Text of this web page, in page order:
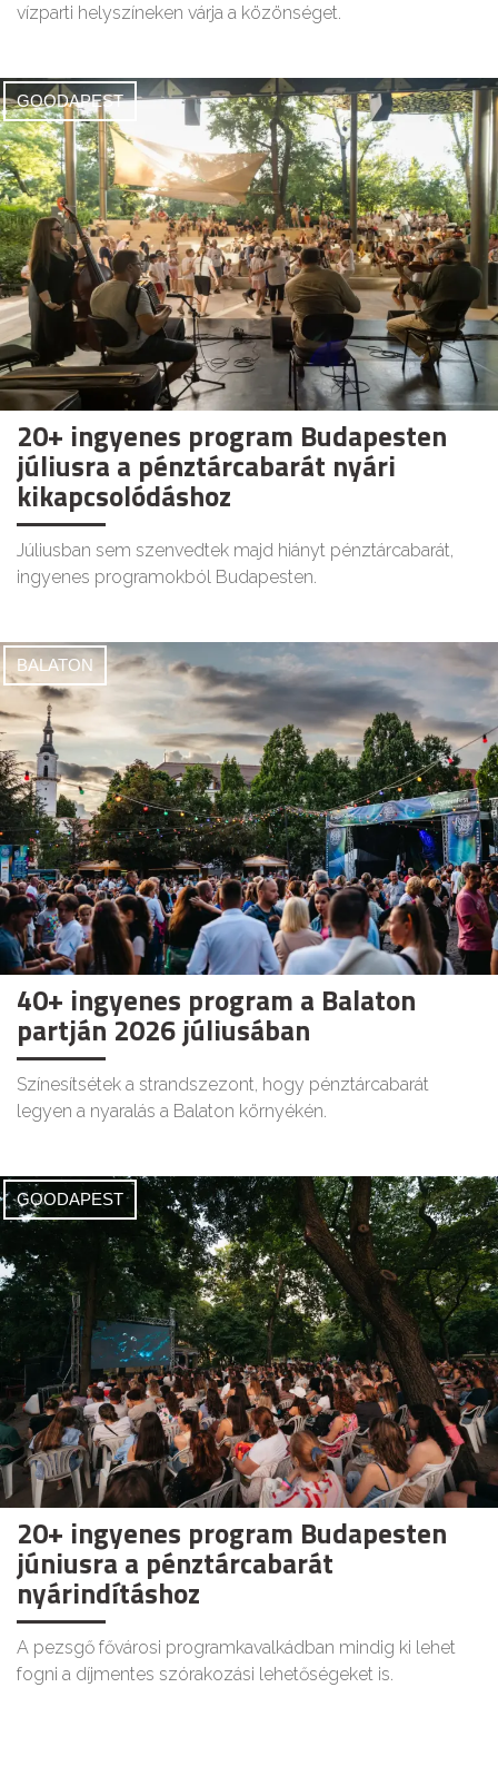
vízparti helyszíneken várja a közönséget.
GOODAPEST
20+ ingyenes program Budapesten
júliusra a pénztárcabarát nyári
kikapcsolódáshoz
Júliusban sem szenvedtek majd hiányt pénztárcabarát,
ingyenes programokból Budapesten.
BALATON
40+ ingyenes program a Balaton
partján 2026 júliusában
Színesítsétek a strandszezont, hogy pénztárcabarát
legyen a nyaralás a Balaton környékén.
GOODAPEST
20+ ingyenes program Budapesten
júniusra a pénztárcabarát
nyárindításhoz
A pezsgő fővárosi programkavalkádban mindig ki lehet
fogni a díjmentes szórakozási lehetőségeket is.